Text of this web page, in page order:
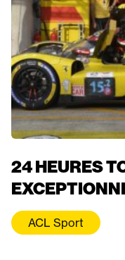
24 HEURES
ACL Sport